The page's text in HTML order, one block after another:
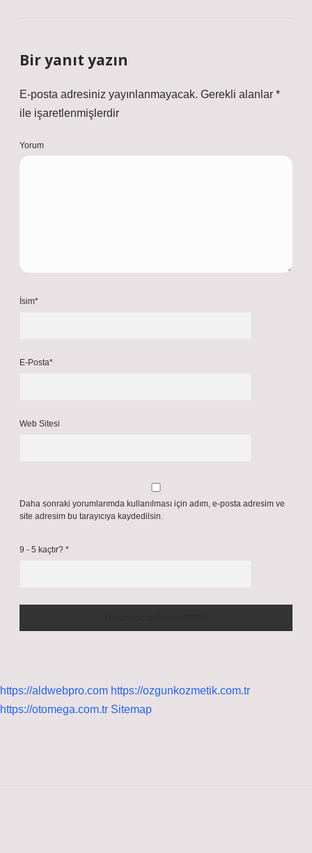
Bir yanıt yazın
E-posta adresiniz yayınlanmayacak. Gerekli alanlar *
ile işaretlenmişlerdir
Yorum
İsim*
E-Posta*
Web Sitesi
Daha sonraki yorumlarımda kullanılması için adım, e-posta adresim ve
site adresim bu tarayıcıya kaydedilsin.
9 - 5 kaçtır? *
https://aldwebpro.com https://ozgunkozmetik.com.tr
https://otomega.com.tr Sitemap